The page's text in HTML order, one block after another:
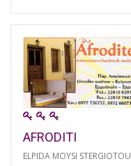
AFRODITI
ELPIDA MOYSI STERGIOTOU